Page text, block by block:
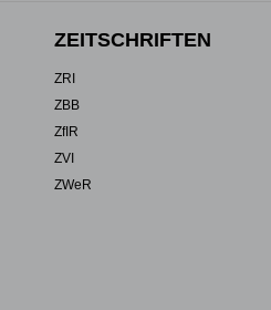
ZEITSCHRIFTEN
ZRI
ZBB
ZfIR
ZVI
ZWeR